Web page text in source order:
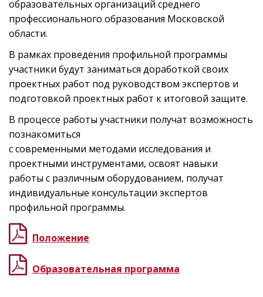
образовательных организаций среднего
профессионального образования Московской
области.
В рамках проведения профильной программы
участники будут заниматься доработкой своих
проектных работ под руководством экспертов и
подготовкой проектных работ к итоговой защите.
В процессе работы участники получат возможность
познакомиться
с современными методами исследования и
проектными инструментами, освоят навыки
работы с различным оборудованием, получат
индивидуальные консультации экспертов
профильной программы.
Положение
Образовательная программа